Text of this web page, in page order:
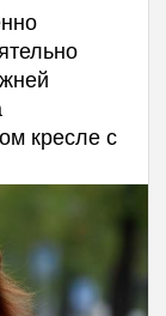
кресле с